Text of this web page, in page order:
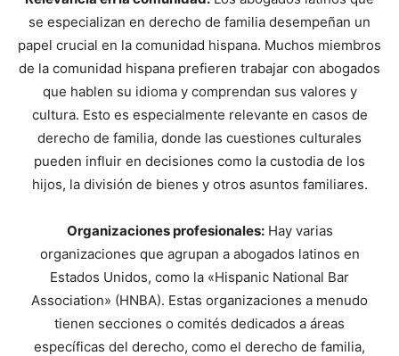
se especializan en derecho de familia desempeñan un
papel crucial en la comunidad hispana. Muchos miembros
de la comunidad hispana prefieren trabajar con abogados
que hablen su idioma y comprendan sus valores y
cultura. Esto es especialmente relevante en casos de
derecho de familia, donde las cuestiones culturales
pueden influir en decisiones como la custodia de los
hijos, la división de bienes y otros asuntos familiares.
Organizaciones profesionales:Hay varias
organizaciones que agrupan a abogados latinos en
Estados Unidos, como la «Hispanic National Bar
Association» (HNBA). Estas organizaciones a menudo
tienen secciones o comités dedicados a áreas
específicas del derecho, como el derecho de familia,